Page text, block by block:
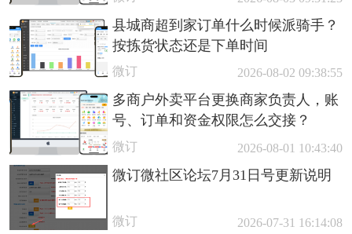
县城商超到家订单什么时候派骑手？
按拣货状态还是下单时间
微订 2026-08-02 09:38:55
多商户外卖平台更换商家负责人，账
号、订单和资金权限怎么交接？
微订 2026-08-01 10:43:40
微订微社区论坛7月31日号更新说明
微订 2026-07-31 16:14:08